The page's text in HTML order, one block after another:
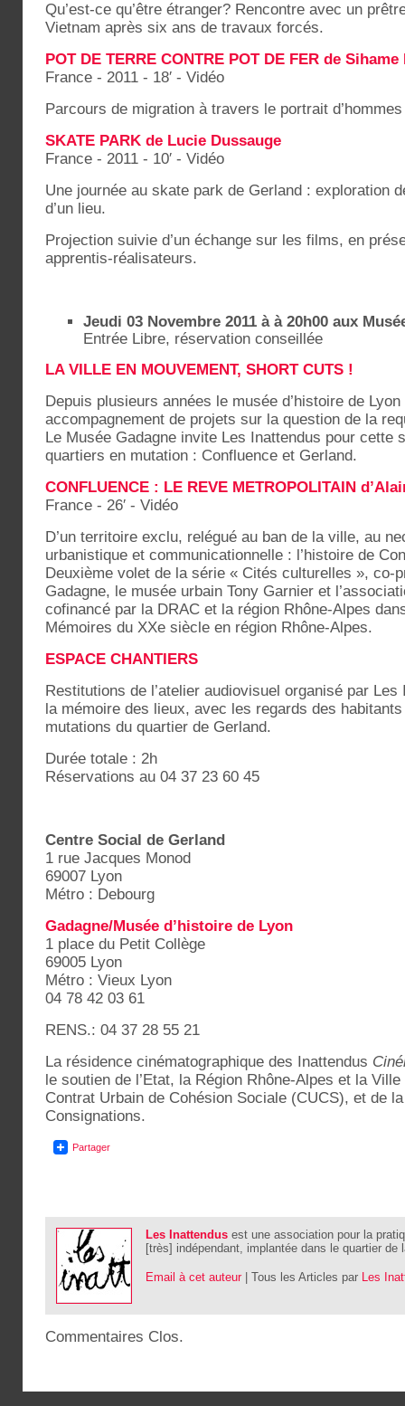
Qu’est-ce qu’être étranger? Rencontre avec un
Vietnam après six ans de travaux forcés.
POT DE TERRE CONTRE POT DE FER de
France - 2011 - 18′ - Vidéo
Parcours de migration à travers le portrait
SKATE PARK de Lucie Dussauge
France - 2011 - 10′ - Vidéo
Une journée au skate park de Gerland : exploration
d’un lieu.
Projection suivie d’un échange sur les films, en
apprentis-réalisateurs.
Jeudi 03 Novembre 2011 à à 20h00 aux
Entrée Libre, réservation conseillée
LA VILLE EN MOUVEMENT, SHORT CUTS !
Depuis plusieurs années le musée d’histoire de
accompagnement de projets sur la question de la
Le Musée Gadagne invite Les Inattendus pour cette
quartiers en mutation : Confluence et Gerland.
CONFLUENCE : LE REVE METROPOLITAIN
France - 26′ - Vidéo
D’un territoire exclu, relégué au ban de la ville, au
urbanistique et communicationnelle : l’histoire de
Deuxième volet de la série « Cités culturelles », co-
Gadagne, le musée urbain Tony Garnier et
cofinancé par la DRAC et la région Rhône-Alpes
Mémoires du XXe siècle en région Rhône-Alpes.
ESPACE CHANTIERS
Restitutions de l’atelier audiovisuel organisé par Les
la mémoire des lieux, avec les regards des
mutations du quartier de Gerland.
Durée totale : 2h
Réservations au 04 37 23 60 45
Centre Social de Gerland
1 rue Jacques Monod
69007 Lyon
Métro : Debourg
Gadagne/Musée d’histoire de Lyon
1 place du Petit Collège
69005 Lyon
Métro : Vieux Lyon
04 78 42 03 61
RENS.: 04 37 28 55 21
La résidence cinématographique des Inattendus
le soutien de l’Etat, la Région Rhône-Alpes et la
Contrat Urbain de Cohésion Sociale (CUCS), et de
Consignations.
Partager
Les Inattendus est une association pour la
[très] indépendant, implantée dans le quartier de
Email à cet auteur | Tous les Articles par Les
Commentaires Clos.